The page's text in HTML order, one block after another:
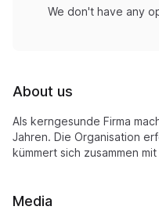
We don't have any
About us
Als kerngesunde Firma
Jahren. Die Organisation
kümmert sich zusammen
Media